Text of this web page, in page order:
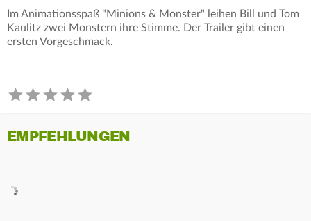
Im Animationsspaß "Minions & Monster" leihen Bill und Tom
Kaulitz zwei Monstern ihre Stimme. Der Trailer gibt einen
ersten Vorgeschmack.
EMPFEHLUNGEN